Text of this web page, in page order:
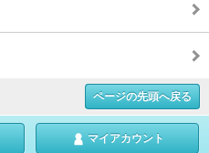
ページの先頭へ戻る
マイアカウント